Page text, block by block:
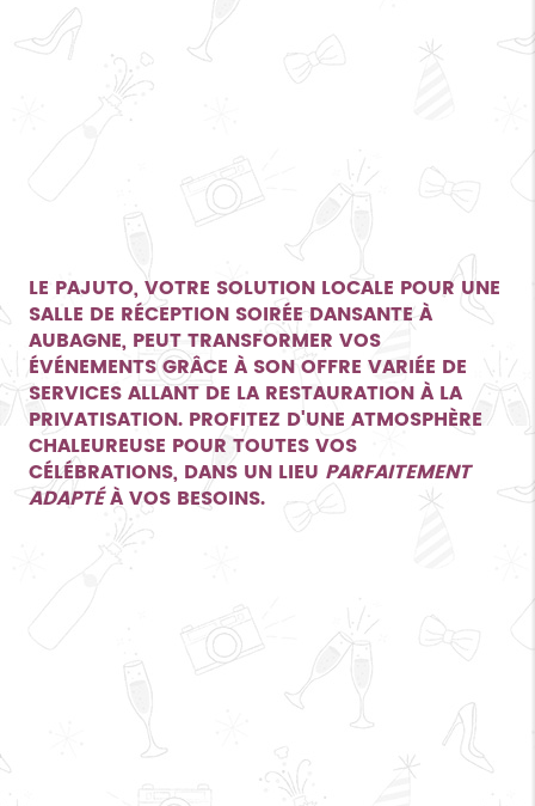
LE PAJUTO, VOTRE SOLUTION LOCALE POUR UNE
SALLE DE RÉCEPTION SOIRÉE DANSANTE À
AUBAGNE, PEUT TRANSFORMER VOS
ÉVÉNEMENTS GRÂCE À SON OFFRE VARIÉE DE
SERVICES ALLANT DE LA RESTAURATION À LA
PRIVATISATION. PROFITEZ D'UNE ATMOSPHÈRE
CHALEUREUSE POUR TOUTES VOS
CÉLÉBRATIONS, DANS UN LIEU PARFAITEMENT
ADAPTÉÀ VOS BESOINS.